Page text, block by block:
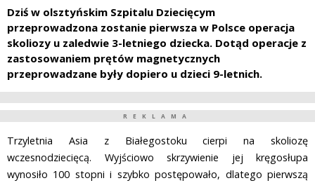
Dziś w olsztyńskim Szpitalu Dziecięcym
przeprowadzona zostanie pierwsza w Polsce operacja
skoliozy u zaledwie 3-letniego dziecka. Dotąd operacje z
zastosowaniem prętów magnetycznych
przeprowadzane były dopiero u dzieci 9-letnich.
REKLAMA
Trzyletnia Asia z Białegostoku cierpi na skoliozę
wczesnodziecięcą. Wyjściowo skrzywienie jej kręgosłupa
wynosiło 100 stopni i szybko postępowało, dlatego pierwszą